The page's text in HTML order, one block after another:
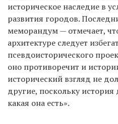
историческое наследие в
развития городов.
меморандум — отмечает,
архитектуре следует
псевдоисторического
оно противоречит и
исторический взгляд не
другие, поскольку история
какая она есть».